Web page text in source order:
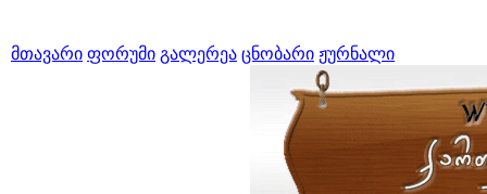
მთავარი ფორუმი გალერეა ცნობარი ჟურნალი